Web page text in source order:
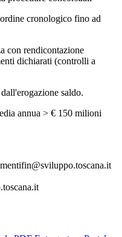
cronologico fino ad
con rendicontazione
dichiarati (controlli a
saldo.
annua > € 150 milioni